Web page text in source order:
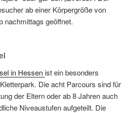
ab einer Körpergröße von
nachmittags geöffnet.
in Hessen ist ein besonders
Die acht Parcours sind für
der Eltern oder ab 8 Jahren auch
Niveaustufen aufgeteilt. Die